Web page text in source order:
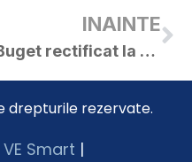
INAINTE
Buget rectificat la data de 15.03.2024
drepturile rezervate.
VE Smart |